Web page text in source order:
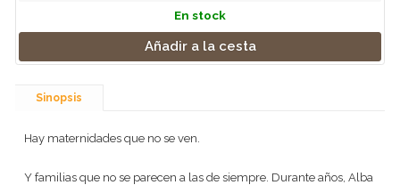
En stock
Añadir a la cesta
Sinopsis
Hay maternidades que no se ven.
Y familias que no se parecen a las de siempre. Durante años, Alba